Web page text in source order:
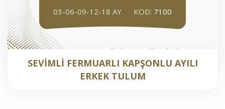
03-06-09-12-18 AY KOD: 7100
SEVİMLİ FERMUARLI KAPŞONLU AYILI
ERKEK TULUM